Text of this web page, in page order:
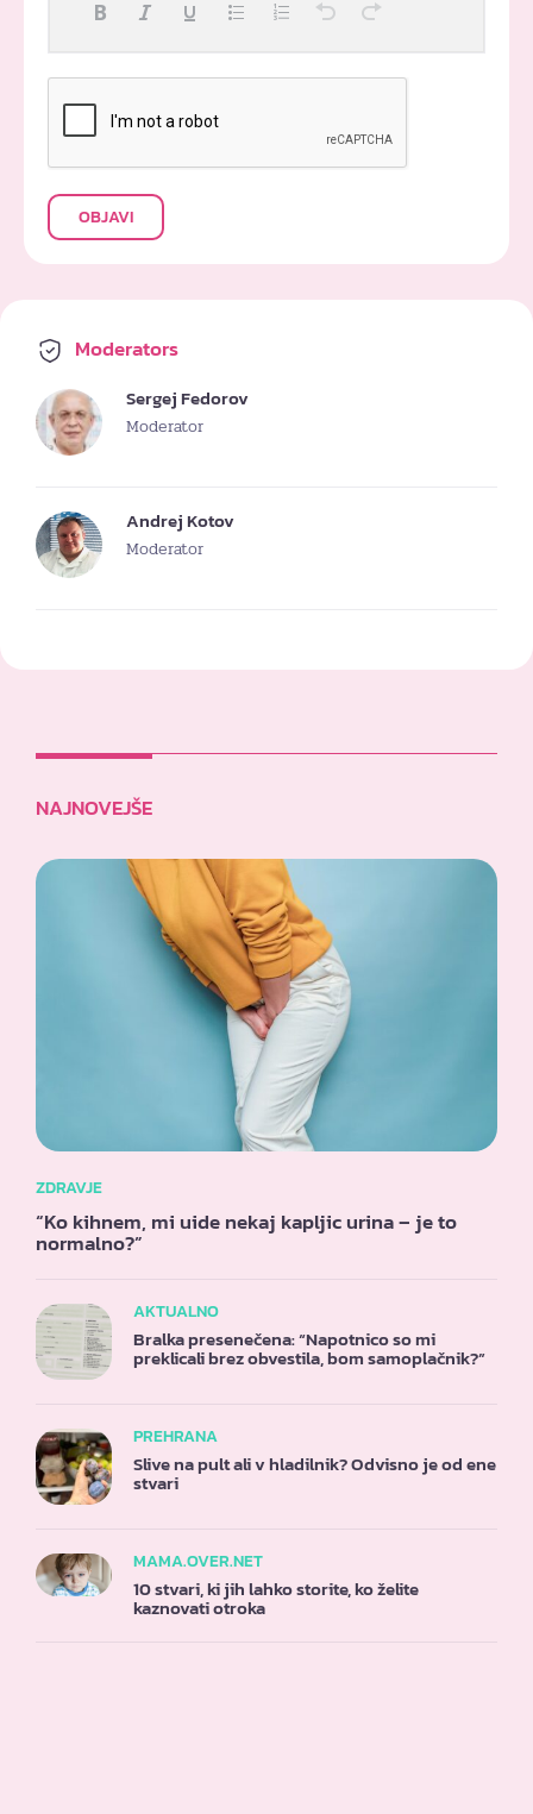
OBJAVI
Moderators
Sergej Fedorov
Moderator
Andrej Kotov
Moderator
NAJNOVEJŠE
ZDRAVJE
“Ko kihnem, mi uide nekaj kapljic urina – je to
normalno?”
AKTUALNO
Bralka presenečena: “Napotnico so mi
preklicali brez obvestila, bom samoplačnik?”
PREHRANA
Slive na pult ali v hladilnik? Odvisno je od ene
stvari
MAMA.OVER.NET
10 stvari, ki jih lahko storite, ko želite
kaznovati otroka